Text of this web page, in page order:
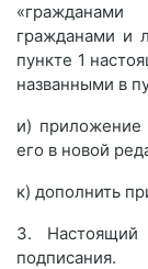
гражданами и
пункте 1
названными в
и)
его в новой
к) дополнить
3.
подписания.